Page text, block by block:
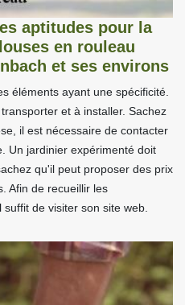
aptitudes pour la
en rouleau
et ses environs
éléments ayant une spécificité.
et à installer. Sachez
il est nécessaire de contacter
Un jardinier expérimenté doit
qu'il peut proposer des prix
Afin de recueillir les
de visiter son site web.